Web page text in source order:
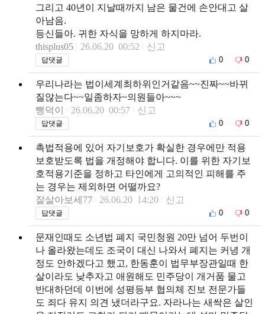
그리고 40년이 지날때까지 남은 물건에 손안대고 살
아남음.
등신들아. 귀한 자식을 망하게 하지마라.
thisplus05
26.06.20 00:52 신고
답댓글 0 0
우리나라는 법이세계최하위인거같음~~진짜~~바뀌
질않는다~~일좀하자~의원들아~~~
뺑덕이
26.06.20 00:57 신고
답댓글 0 0
촉법적용에 있어 자기보호가 확실한 경우에만 적용
보호받도록 법을 개정해야 합니다. 이를 위한 자기보
호적용기준을 정하고 타인에게 고의적인 피해를 주
는 경우는 제외하면 어떨까요?
잘살아보세77
26.06.20 14:20 신고
답댓글 0 0
문재인때도 소년법 폐지 국민청원 20만 넘어 두번이
나 올라왔는데도 조국이 대신 나와서 폐지는 커녕 개
정도 안하겠다고 했고, 한동훈이 법무부장관일때 한
살이라도 낮추자고 애원해도 민주당이 개거품 물고
반대하던데 이번에 성평등부 협의체 진보 전문가들
도 죄다 유지 의견 냈더라구요. 자라나는 새싹은 살인